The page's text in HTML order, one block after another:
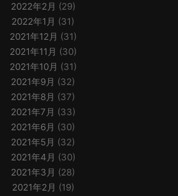
2022年2月 (29)
2022年1月 (31)
2021年12月 (31)
2021年11月 (30)
2021年10月 (31)
2021年9月 (32)
2021年8月 (37)
2021年7月 (33)
2021年6月 (30)
2021年5月 (32)
2021年4月 (30)
2021年3月 (28)
2021年2月 (19)